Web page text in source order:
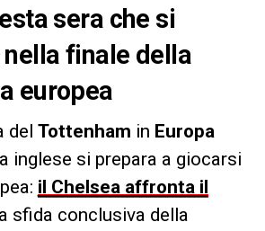
sera che si
finale della
europea
del Tottenham in Europa
inglese si prepara a giocarsi
il Chelsea affronta il
sfida conclusiva della